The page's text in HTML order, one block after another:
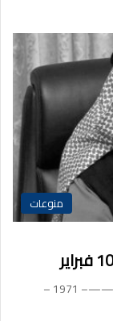
منوعات
الكويت – 10 – 2 (كونا) — العاشر من فبراير —————– 1971 –